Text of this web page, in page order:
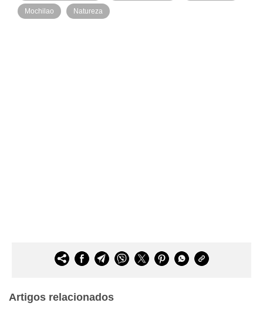
Mochilao Natureza
Artigos relacionados